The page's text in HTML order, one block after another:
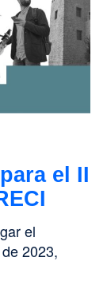
el II
el
2023,